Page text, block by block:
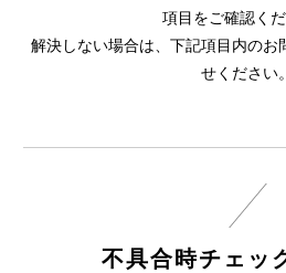
項目をご確認くだ
解決しない場合は、下記項目内のお
せください。
不具合時チェッ